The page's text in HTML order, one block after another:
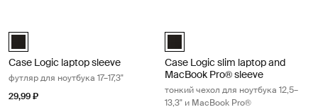
Case Logic 17-17.3" Laptop Sleeve Чёрный (selected)
Case Logic laptop sleeve
футляр для ноутбука 17–17,3"
29,99 ₽
Case Logic 12.5" - 13.3" Slim
Case Logic slim laptop and
MacBook Pro® sleeve
тонкий чехол для ноутбука 12,5–
13,3" и MacBook Pro®